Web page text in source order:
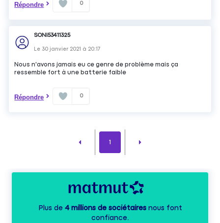
Répondre 0
SONI53411325
Le 30 janvier 2021 à 20:17
Nous n'avons jamais eu ce genre de problème mais ça
ressemble fort à une batterie faible
Répondre 0
1
Plus de 4 millions de sociétairesnous font
confiance.